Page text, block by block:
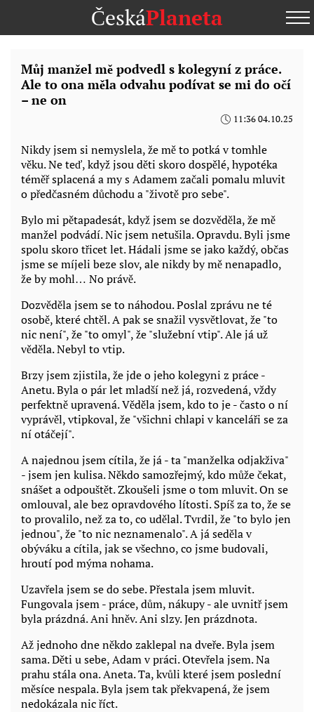
ČeskáPlaneta
Můj manžel mě podvedl s kolegyní z práce.
Ale to ona měla odvahu podívat se mi do očí
– ne on
11:36 04.10.25
Nikdy jsem si nemyslela, že mě to potká v tomhle
věku. Ne teď, když jsou děti skoro dospělé, hypotéka
téměř splacená a my s Adamem začali pomalu mluvit
o předčasném důchodu a "životě pro sebe".
Bylo mi pětapadesát, když jsem se dozvěděla, že mě
manžel podvádí. Nic jsem netušila. Opravdu. Byli jsme
spolu skoro třicet let. Hádali jsme se jako každý, občas
jsme se míjeli beze slov, ale nikdy by mě nenapadlo,
že by mohl… No právě.
Dozvěděla jsem se to náhodou. Poslal zprávu ne té
osobě, které chtěl. A pak se snažil vysvětlovat, že "to
nic není", že "to omyl", že "služební vtip". Ale já už
věděla. Nebyl to vtip.
Brzy jsem zjistila, že jde o jeho kolegyni z práce -
Anetu. Byla o pár let mladší než já, rozvedená, vždy
perfektně upravená. Věděla jsem, kdo to je - často o ní
vyprávěl, vtipkoval, že "všichni chlapi v kanceláři se za
ní otáčejí".
A najednou jsem cítila, že já - ta "manželka odjakživa"
- jsem jen kulisa. Někdo samozřejmý, kdo může čekat,
snášet a odpouštět. Zkoušeli jsme o tom mluvit. On se
omlouval, ale bez opravdového lítosti. Spíš za to, že se
to provalilo, než za to, co udělal. Tvrdil, že "to bylo jen
jednou", že "to nic neznamenalo". A já seděla v
obýváku a cítila, jak se všechno, co jsme budovali,
hroutí pod mýma nohama.
Uzavřela jsem se do sebe. Přestala jsem mluvit.
Fungovala jsem - práce, dům, nákupy - ale uvnitř jsem
byla prázdná. Ani hněv. Ani slzy. Jen prázdnota.
Až jednoho dne někdo zaklepal na dveře. Byla jsem
sama. Děti u sebe, Adam v práci. Otevřela jsem. Na
prahu stála ona. Aneta. Ta, kvůli které jsem poslední
měsíce nespala. Byla jsem tak překvapená, že jsem
nedokázala nic říct.